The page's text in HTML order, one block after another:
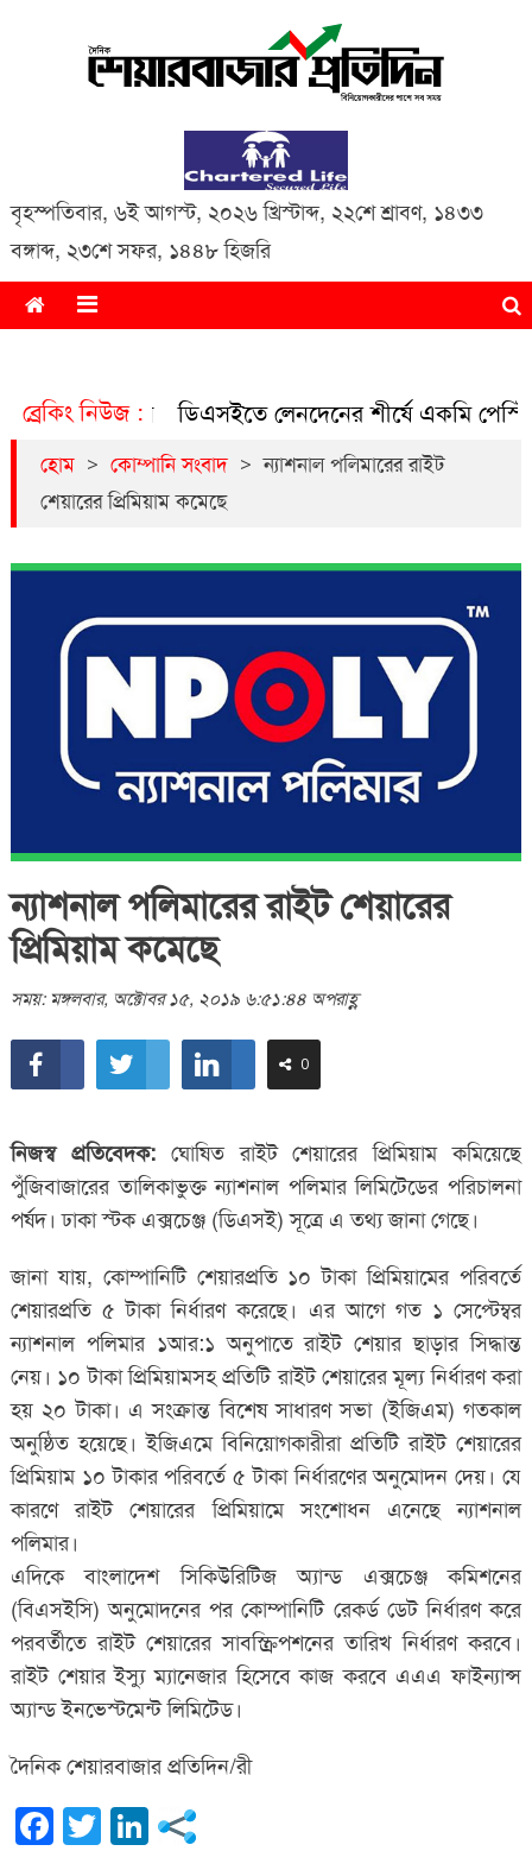
Daily Share Bazar Protidin
বৃহস্পতিবার, ৬ই আগস্ট, ২০২৬ খ্রিস্টাব্দ, ২২শে শ্রাবণ, ১৪৩৩
বঙ্গাব্দ, ২৩শে সফর, ১৪৪৮ হিজরি
ব্রেকিং নিউজ :
ডিএসইতে লেনদেনের শীর্ষে একমি পেস্টিসাইডস
হোম > কোম্পানি সংবাদ > ন্যাশনাল পলিমারের রাইট
শেয়ারের প্রিমিয়াম কমেছে
ন্যাশনাল পলিমারের রাইট শেয়ারের
প্রিমিয়াম কমেছে
সময়: মঙ্গলবার, অক্টোবর ১৫, ২০১৯ ৬:৫১:৪৪ অপরাহ্ণ
0
নিজস্ব প্রতিবেদক:ঘোষিত রাইট শেয়ারের প্রিমিয়াম কমিয়েছে
পুঁজিবাজারের তালিকাভুক্ত ন্যাশনাল পলিমার লিমিটেডের পরিচালনা
পর্ষদ। ঢাকা স্টক এক্সচেঞ্জ (ডিএসই) সূত্রে এ তথ্য জানা গেছে।
জানা যায়, কোম্পানিটি শেয়ারপ্রতি ১০ টাকা প্রিমিয়ামের পরিবর্তে
শেয়ারপ্রতি ৫ টাকা নির্ধারণ করেছে। এর আগে গত ১ সেপ্টেম্বর
ন্যাশনাল পলিমার ১আর:১ অনুপাতে রাইট শেয়ার ছাড়ার সিদ্ধান্ত
নেয়। ১০ টাকা প্রিমিয়ামসহ প্রতিটি রাইট শেয়ারের মূল্য নির্ধারণ করা
হয় ২০ টাকা। এ সংক্রান্ত বিশেষ সাধারণ সভা (ইজিএম) গতকাল
অনুষ্ঠিত হয়েছে। ইজিএমে বিনিয়োগকারীরা প্রতিটি রাইট শেয়ারের
প্রিমিয়াম ১০ টাকার পরিবর্তে ৫ টাকা নির্ধারণের অনুমোদন দেয়। যে
কারণে রাইট শেয়ারের প্রিমিয়ামে সংশোধন এনেছে ন্যাশনাল
পলিমার।
এদিকে বাংলাদেশ সিকিউরিটিজ অ্যান্ড এক্সচেঞ্জ কমিশনের
(বিএসইসি) অনুমোদনের পর কোম্পানিটি রেকর্ড ডেট নির্ধারণ করে
পরবর্তীতে রাইট শেয়ারের সাবস্ক্রিপশনের তারিখ নির্ধারণ করবে।
রাইট শেয়ার ইস্যু ম্যানেজার হিসেবে কাজ করবে এএএ ফাইন্যান্স
অ্যান্ড ইনভেস্টমেন্ট লিমিটেড।
দৈনিক শেয়ারবাজার প্রতিদিন/রী
Facebook
TwitterLinkedIn